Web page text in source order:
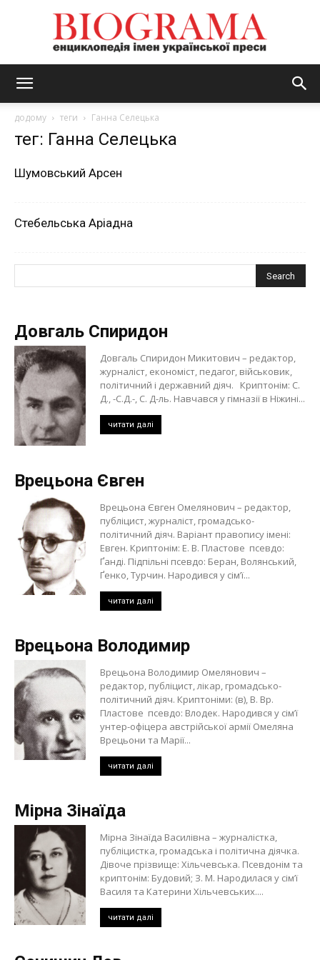
додому теги Ганна Селецька
тег: Ганна Селецька
Шумовський Арсен
Стебельська Аріадна
Довгаль Спиридон
Довгаль Спиридон Микитович – редактор,
журналіст, економіст, педагог, військовик,
політичний і державний діяч. Криптонім: С.
Д., -С.Д.-, С. Д-ль. Навчався у гімназії в Ніжині...
читати далі
Врецьона Євген
Врецьона Євген Омелянович – редактор,
публіцист, журналіст, громадсько-
політичний діяч. Варіант правопису імені:
Евген. Криптонім: Е. В. Пластове псевдо:
Ґанді. Підпільні псевдо: Беран, Волянський,
Ґенко, Турчин. Народився у сім’ї...
читати далі
Врецьона Володимир
Врецьона Володимир Омелянович –
редактор, публіцист, лікар, громадсько-
політичний діяч. Криптоніми: (в), В. Вр.
Пластове псевдо: Влодек. Народився у сім’ї
унтер-офіцера австрійської армії Омеляна
Врецьони та Марії...
читати далі
Мірна Зінаїда
Мірна Зінаїда Василівна – журналістка,
публіцистка, громадська і політична діячка.
Дівоче прізвище: Хільчевська. Псевдонім та
криптонім: Будовий; З. М. Народилася у сім’ї
Василя та Катерини Хільчевських....
читати далі